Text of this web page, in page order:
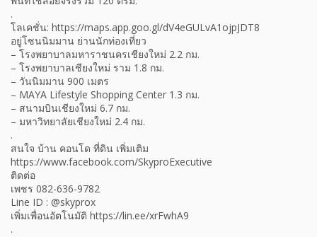
.
โลเคชั่น: https://maps.app.goo.gl/dV4eGULvA1ojpJDT8
อยู่โซนนิมมาน ย่านนักท่องเที่ยว
– โรงพยาบาลมหาราชนครเชียงใหม่ 2.2 กม.
– โรงพยาบาลเชียงใหม่ ราม 1.8 กม.
– วันนิมมาน 900 เมตร
– MAYA Lifestyle Shopping Center 1.3 กม.
– สนามบินเชียงใหม่ 6.7 กม.
– มหาวิทยาลัยเชียงใหม่ 2.4 กม.
.
สนใจ บ้าน คอนโด ที่ดิน เพิ่มเติม
https://www.facebook.com/SkyproExecutive
ติดต่อ
เพชร 082-636-9782
Line ID : @skyprox
เพิ่มเพื่อนอัตโนมัติ https://lin.ee/xrFwhA9
.